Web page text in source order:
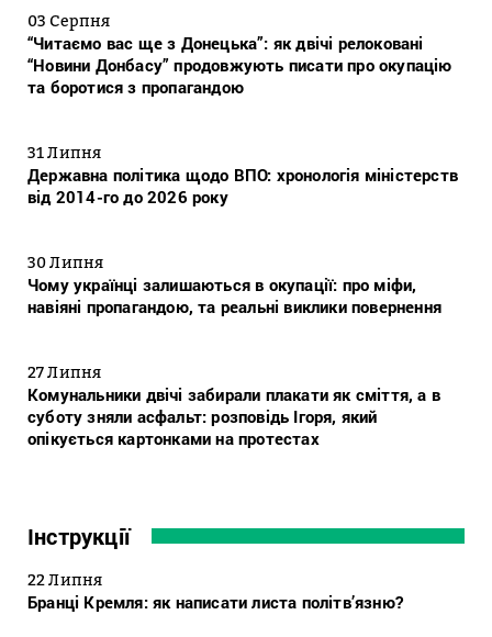
03 Серпня
“Читаємо вас ще з Донецька”: як двічі релоковані
“Новини Донбасу” продовжують писати про окупацію
та боротися з пропагандою
31 Липня
Державна політика щодо ВПО: хронологія міністерств
від 2014-го до 2026 року
30 Липня
Чому українці залишаються в окупації: про міфи,
навіяні пропагандою, та реальні виклики повернення
27 Липня
Комунальники двічі забирали плакати як сміття, а в
суботу зняли асфальт: розповідь Ігоря, який
опікується картонками на протестах
Інструкції
22 Липня
Бранці Кремля: як написати листа політв’язню?